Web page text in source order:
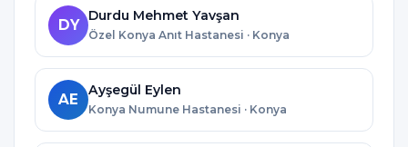
DY
Durdu Mehmet Yavşan
Özel Konya Anıt Hastanesi · Konya
AE
Ayşegül Eylen
Konya Numune Hastanesi · Konya